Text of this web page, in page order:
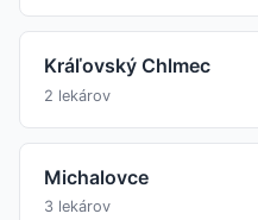
Kráľovský Chlmec
2 lekárov
Michalovce
3 lekárov